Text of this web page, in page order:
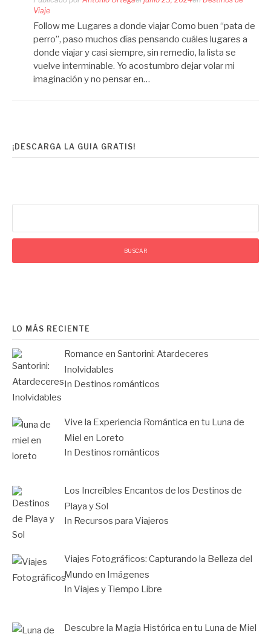
Viaje
Follow me Lugares a donde viajar Como buen “pata de
perro”, paso muchos días pensando cuáles lugares a
donde viajar y casi siempre, sin remedio, la lista se
vuelve interminable. Yo acostumbro dejar volar mi
imaginación y no pensar en…
¡DESCARGA LA GUIA GRATIS!
LO MÁS RECIENTE
Romance en Santorini: Atardeceres
Inolvidables
In Destinos románticos
Vive la Experiencia Romántica en tu Luna de
Miel en Loreto
In Destinos románticos
Los Increíbles Encantos de los Destinos de
Playa y Sol
In Recursos para Viajeros
Viajes Fotográficos: Capturando la Belleza del
Mundo en Imágenes
In Viajes y Tiempo Libre
Descubre la Magia Histórica en tu Luna de Miel